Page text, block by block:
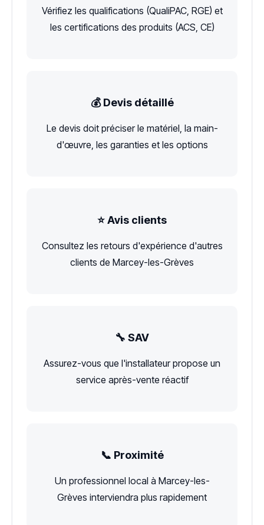
Vérifiez les qualifications (QualiPAC, RGE) et
les certifications des produits (ACS, CE)
💰 Devis détaillé
Le devis doit préciser le matériel, la main-
d'œuvre, les garanties et les options
⭐ Avis clients
Consultez les retours d'expérience d'autres
clients de Marcey-les-Grèves
🔧 SAV
Assurez-vous que l'installateur propose un
service après-vente réactif
📞 Proximité
Un professionnel local à Marcey-les-
Grèves interviendra plus rapidement